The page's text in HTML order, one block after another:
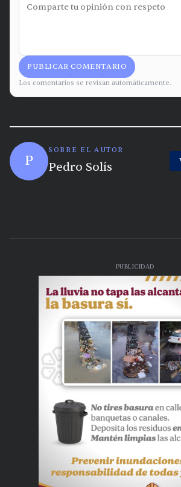
PUBLICAR COMENTARIO
Los comentarios se revisan automáticamente.
P
SOBRE EL AUTOR
Pedro Solís
PUBLICIDAD